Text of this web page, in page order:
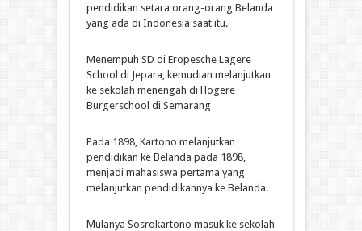
pendidikan setara orang-orang Belanda
yang ada di Indonesia saat itu.
Menempuh SD di Eropesche Lagere
School di Jepara, kemudian melanjutkan
ke sekolah menengah di Hogere
Burgerschool di Semarang
Pada 1898, Kartono melanjutkan
pendidikan ke Belanda pada 1898,
menjadi mahasiswa pertama yang
melanjutkan pendidikannya ke Belanda.
Mulanya Sosrokartono masuk ke sekolah